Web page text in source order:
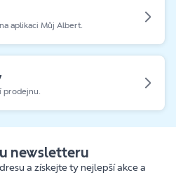
aplikaci Můj Albert.
prodejnu.
newsletteru
a získejte ty nejlepší akce a